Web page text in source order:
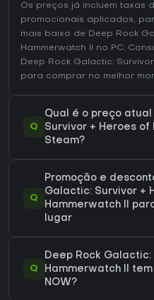
Os preços já incluem taxas
promocionais aplicados,
mais baixo de Deep Rock
Hammerwatch II no PC.
Deep Rock Galactic:
para comprar no melhor
Q
Qual é o preço
Survivor + Heroes of
Steam?
Q
Promoção e
Galactic: Survivor +
Hammerwatch II
lugar
Q
Deep Rock
Hammerwatch II
NOW?